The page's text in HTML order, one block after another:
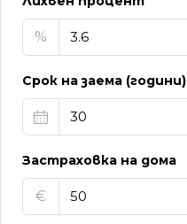
%
Срок на заема (години)
Застраховка на дома
€